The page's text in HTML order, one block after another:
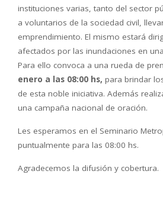
instituciones varias, tanto del sector
a voluntarios de la sociedad civil,
emprendimiento. El mismo estará
afectados por las inundaciones en
Para ello convoca a una rueda de
enero a las 08:00 hs, para brindar
de esta noble iniciativa. Además
una campaña nacional de oración.
Les esperamos en el Seminario
puntualmente para las 08:00 hs.
Agradecemos la difusión y cobertura.